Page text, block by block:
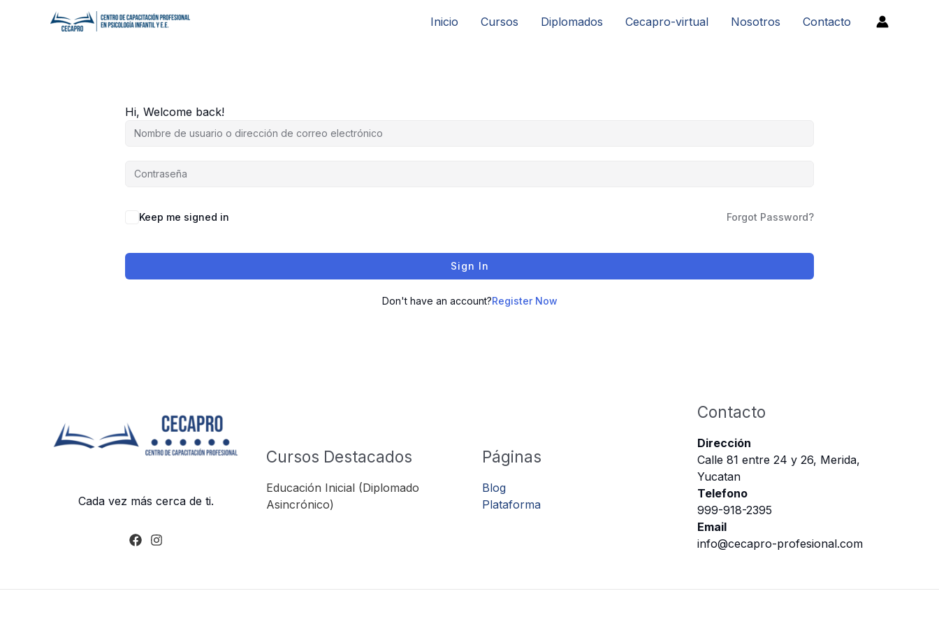
Inicio Cursos Diplomados Cecapro-virtual Nosotros Contacto
Hi, Welcome back!
Keep me signed in Forgot Password?
Sign In
Don't have an account?Register Now
Cada vez más cerca de ti.
Cursos Destacados
Educación Inicial (Diplomado
Asincrónico)
Páginas
Blog
Plataforma
Contacto
Dirección
Calle 81 entre 24 y 26, Merida,
Yucatan
Telefono
999-918-2395
Email
info@cecapro-profesional.com